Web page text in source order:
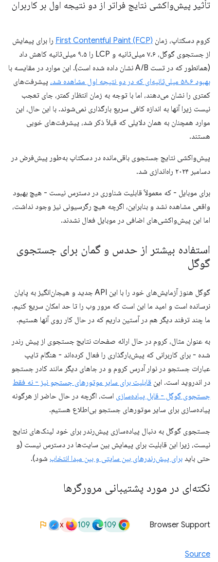
تأثیر پیش‌واکشی نتایج فراتر از دو نتیجه اول بر کاربران
کروم دسکتاپ، زمان First Contentful Paint (FCP) را برای پیمایش
از جستجوی گوگل، ۷.۶ میلی‌ثانیه و LCP را ۹.۵ میلی‌ثانیه کاهش داد
(همانطور که در تست A/B نشان داده شده است). این موارد در مقایسه با
بهبود ۵۸.۶ میلی‌ثانیه‌ای که در دو نتیجه اول مشاهده شد،
پیشرفت‌های
کمتری را نشان می‌دهند، اما با توجه به زمان انتظار کمتر، جای تعجب
نیست زیرا آنها به اندازه کافی سریع بارگذاری نمی‌شوند. با این حال، این
موارد همچنان به همان دلایلی که قبلاً ذکر شد، پیشرفت‌های خوبی
هستند.
پیش‌واکشی نتایج جستجوی باقی‌مانده در دسکتاپ به‌طور پیش‌فرض در
دسامبر ۲۰۲۴ راه‌اندازی شد.
برای موبایل - که معمولاً قابلیت شناوری در دسترس نیست - هیچ بهبود
واقعی مشاهده نشد و بنابراین، اگرچه هیچ رگرسیونی نیز وجود نداشت،
اما این پیش‌واکشی‌های اضافی در موبایل فعال نشدند.
استفاده بیشتر از حدس و گمان برای جستجوی
گوگل
گوگل هنوز آزمایش‌های خود را با این API جدید و هیجان‌انگیز به پایان
نرسانده است و امید ما این است که مرور وب را تا حد امکان سریع کنیم.
ما چند ترفند دیگر هم در آستین داریم که در حال کار روی آنها هستیم.
به عنوان مثال، کروم در حال ارائه صفحات نتایج جستجوی از پیش رندر
شده - برای کاربرانی که پیش‌بارگذاری را فعال کرده‌اند - هنگام تایپ
عبارات جستجو در نوار آدرس کروم و در جاهای دیگر مانند کادر جستجو
در اندروید است. این قابلیت برای سایر موتورهای جستجو نیز - نه فقط
جستجوی گوگل - قابل پیاده‌سازی است، اگرچه در حال حاضر از هرگونه
پیاده‌سازی برای سایر موتورهای جستجو بی‌اطلاع هستیم.
جستجوی گوگل به دنبال پیاده‌سازی پیش‌رندر برای خود لینک‌های نتایج
نیست، زیرا این قابلیت برای پیمایش بین سایت‌ها در دسترس نیست (و
حتی باید برای پیش‌رندرهای بین سایتی و بین مبدا انتخاب شود).
نکته‌ای در مورد پشتیبانی مرورگرها
Browser Support
109
109
x
Source